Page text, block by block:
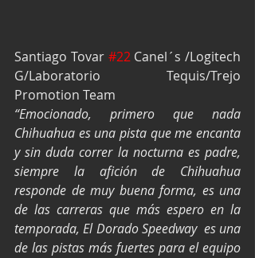
Santiago Tovar #22 Canel´s /Logitech
G/Laboratorio Tequis/Trejo
Promotion Team
“Emocionado, primero que nada
Chihuahua es una pista que me encanta
y sin duda correr la nocturna es padre,
siempre la afición de Chihuahua
responde de muy buena forma, es una
de las carreras que más espero en la
temporada, El Dorado Speedway  es una
de las pistas más fuertes para el equipo